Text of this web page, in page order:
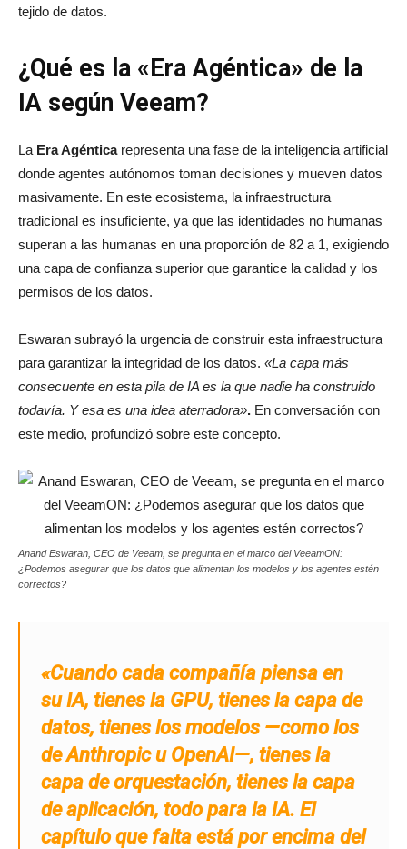
tejido de datos.
¿Qué es la «Era Agéntica» de la
IA según Veeam?
La Era Agénticarepresenta una fase de la inteligencia artificial
donde agentes autónomos toman decisiones y mueven datos
masivamente. En este ecosistema, la infraestructura
tradicional es insuficiente, ya que las identidades no humanas
superan a las humanas en una proporción de 82 a 1, exigiendo
una capa de confianza superior que garantice la calidad y los
permisos de los datos.
Eswaran subrayó la urgencia de construir esta infraestructura
para garantizar la integridad de los datos. «La capa más
consecuente en esta pila de IA es la que nadie ha construido
todavía. Y esa es una idea aterradora». En conversación con
este medio, profundizó sobre este concepto.
Anand Eswaran, CEO de Veeam, se pregunta en el marco del VeeamON:
¿Podemos asegurar que los datos que alimentan los modelos y los agentes estén
correctos?
«Cuando cada compañía piensa en
su IA, tienes la GPU, tienes la capa de
datos, tienes los modelos —como los
de Anthropic u OpenAI—, tienes la
capa de orquestación, tienes la capa
de aplicación, todo para la IA. El
capítulo que falta está por encima del